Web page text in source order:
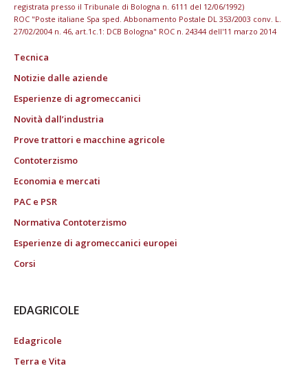
registrata presso il Tribunale di Bologna n. 6111 del 12/06/1992)
ROC "Poste italiane Spa sped. Abbonamento Postale DL 353/2003 conv. L.
27/02/2004 n. 46, art.1c.1: DCB Bologna" ROC n. 24344 dell'11 marzo 2014
Tecnica
Notizie dalle aziende
Esperienze di agromeccanici
Novità dall’industria
Prove trattori e macchine agricole
Contoterzismo
Economia e mercati
PAC e PSR
Normativa Contoterzismo
Esperienze di agromeccanici europei
Corsi
EDAGRICOLE
Edagricole
Terra e Vita